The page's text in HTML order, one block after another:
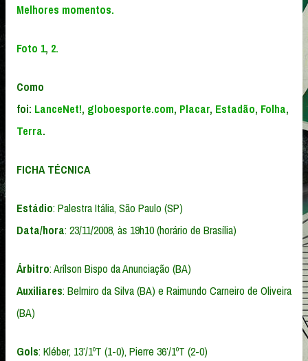
Melhores momentos.
Foto 1, 2.
Como
foi: LanceNet!, globoesporte.com, Placar, Estadão, Folha,
Terra.
FICHA TÉCNICA
Estádio: Palestra Itália, São Paulo (SP)
Data/hora: 23/11/2008, às 19h10 (horário de Brasília)
Árbitro: Arílson Bispo da Anunciação (BA)
Auxiliares: Belmiro da Silva (BA) e Raimundo Carneiro de Oliveira
(BA)
Gols: Kléber, 13’/1ºT (1-0), Pierre 36’/1ºT (2-0)